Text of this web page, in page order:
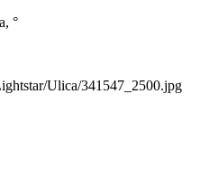
°
Ulica/341547_2500.jpg